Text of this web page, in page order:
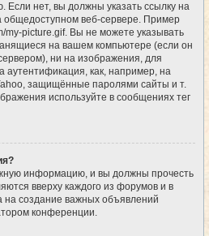
нет, вы должны указать ссылку на
общедоступном веб-сервере. Пример
my-picture.gif. Вы не можете указывать
на вашем компьютере (если он
ни на изображения, для
аутентификация, как, например, на
защищённые паролями сайты и т.
используйте в сообщениях тег
информацию, и вы должны прочесть
вверху каждого из форумов и в
создание важных объявлений
конференции.